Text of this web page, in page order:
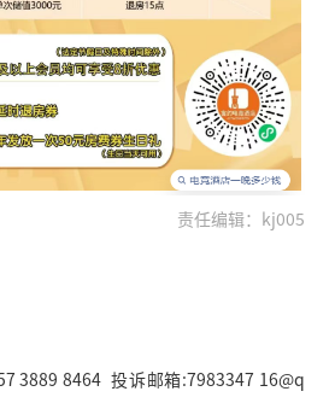
责任编辑：kj005
3889 8464 投诉邮箱:7983347 16@q